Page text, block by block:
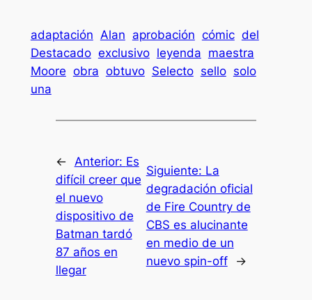
adaptación Alan aprobación cómic del
Destacado exclusivo leyenda maestra
Moore obra obtuvo Selecto sello solo
una
← Anterior: Es
difícil creer que
el nuevo
dispositivo de
Batman tardó
87 años en
llegar
Siguiente: La
degradación oficial
de Fire Country de
CBS es alucinante
en medio de un
nuevo spin-off
→